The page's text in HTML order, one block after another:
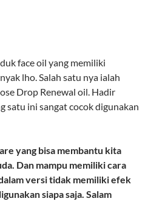
face oil yang memiliki
lho. Salah satu nya ialah
Drop Renewal oil. Hadir
satu ini sangat cocok digunakan
yang bisa membantu kita
Dan mampu memiliki cara
versi tidak memiliki efek
siapa saja. Salam